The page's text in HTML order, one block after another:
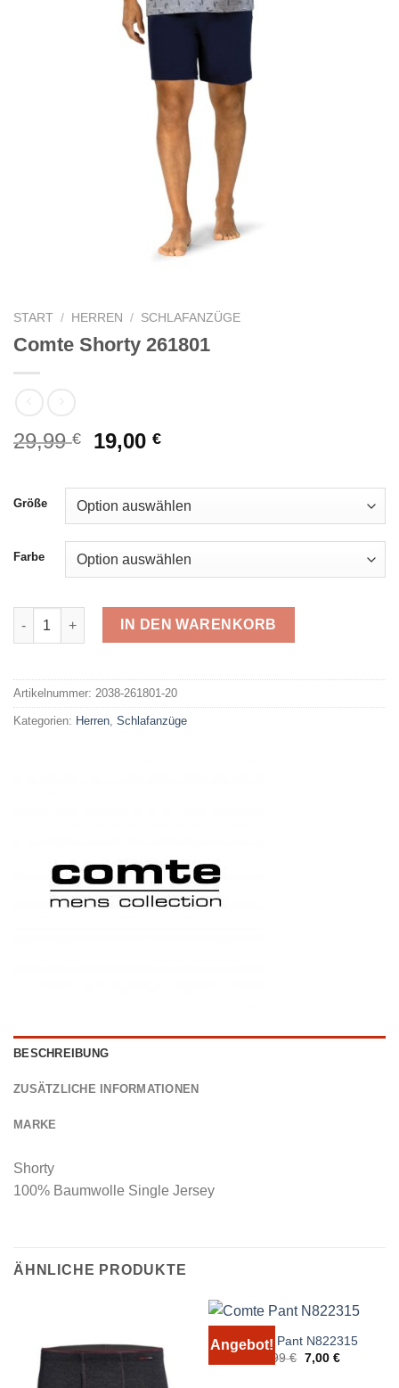
START / HERREN / SCHLAFANZÜGE
Comte Shorty 261801
29,99€
Ursprünglicher
war:
29,99 €
19,00€Aktueller
ist:
19,00 €.
Größe
Farbe
Comte Shorty 261801 Menge
IN DEN WARENKORB
Artikelnummer: 2038-261801-20
Kategorien: Herren Schlafanzüge
BESCHREIBUNG
ZUSÄTZLICHE INFORMATIONEN
MARKE
Shorty
100% Baumwolle Single Jersey
ÄHNLICHE PRODUKTE
Angebot!
Comte Pant N822315
12,99€ Ursprünglicher
Preis
7,00 €Aktueller